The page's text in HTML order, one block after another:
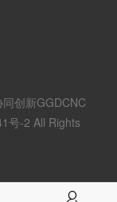
创新GGDCNC
号-2 All Rights